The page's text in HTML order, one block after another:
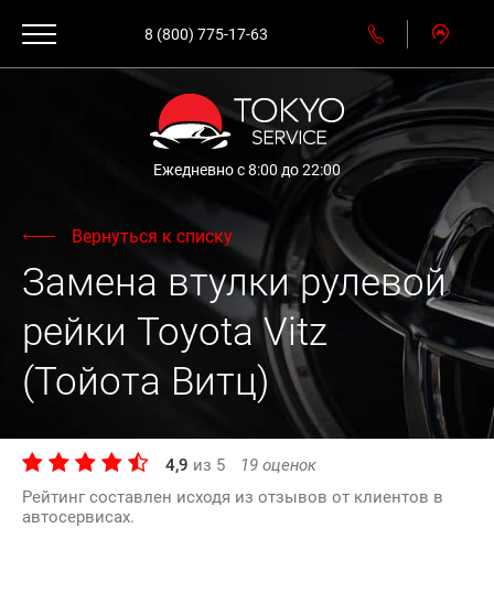
8 (800) 775-17-63
Ежедневно с 8:00 до 22:00
Вернуться к списку
Замена втулки рулевой
рейки Toyota Vitz
(Тойота Витц)
4,9 из 5 19 оценок
Рейтинг составлен исходя из отзывов от клиентов в
автосервисах.